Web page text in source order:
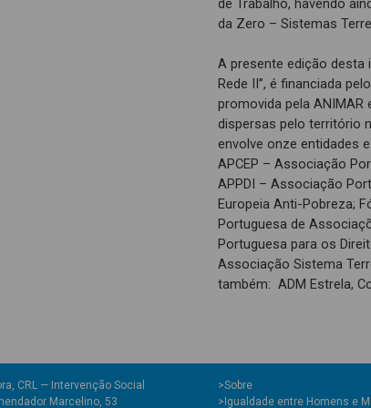
de Trabalho, havendo
da Zero – Sistemas
A presente edição desta
Rede II”, é financiada
promovida pela
dispersas pelo território
envolve onze entidades
APCEP – Associação
APPDI – Associação
Europeia Anti-Pobreza;
Portuguesa de
Portuguesa para os
Associação Sistema
também: ADM Estrela,
CRL — Intervenção Social
Marcelino, 53
>Sobre
>Igualdade entre Homens e